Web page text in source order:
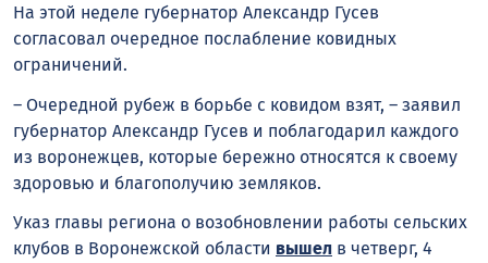
На этой неделе губернатор Александр Гусев
согласовал очередное послабление ковидных
ограничений.
– Очередной рубеж в борьбе с ковидом взят, – заявил
губернатор Александр Гусев и поблагодарил каждого
из воронежцев, которые бережно относятся к своему
здоровью и благополучию земляков.
Указ главы региона о возобновлении работы сельских
клубов в Воронежской области вышел в четверг, 4